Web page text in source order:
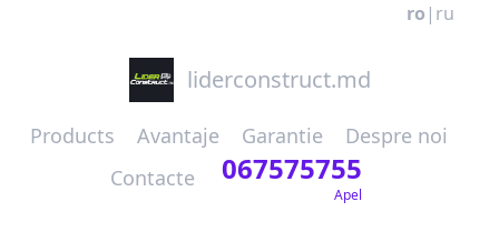
ro | ru
liderconstruct.md
Products Avantaje Garantie
Despre noi
Contacte
067575755
Apel